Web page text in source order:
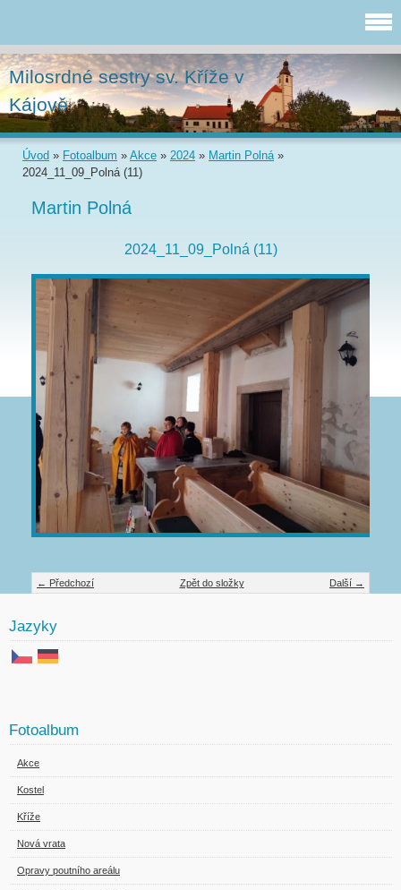
Milosrdné sestry sv. Kříže v
Kájově
Úvod » Fotoalbum » Akce » 2024 » Martin Polná»
2024_11_09_Polná (11)
Martin Polná
2024_11_09_Polná (11)
← Předchozí Další →
Zpět do složky
Jazyky
Fotoalbum
Akce
Kostel
Kříže
Nová vrata
Opravy poutního areálu